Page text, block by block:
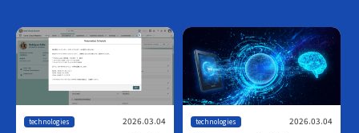
technologies 2026.03.04 technologies 2026.03.04